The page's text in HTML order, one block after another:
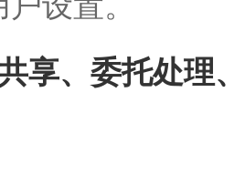
享、委托处理